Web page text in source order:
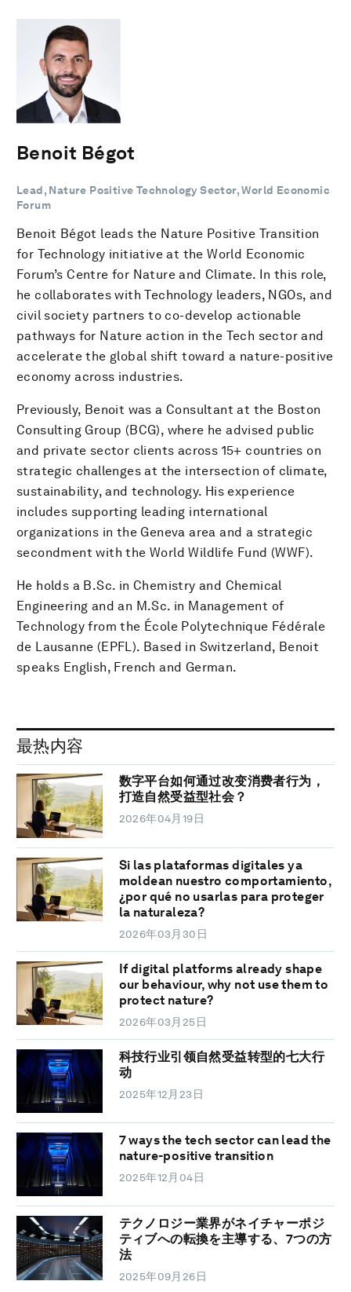
Benoit Bégot
Lead, Nature Positive Technology Sector, World Economic
Forum
Benoit Bégot leads the Nature Positive Transition
for Technology initiative at the World Economic
Forum’s Centre for Nature and Climate. In this role,
he collaborates with Technology leaders, NGOs, and
civil society partners to co-develop actionable
pathways for Nature action in the Tech sector and
accelerate the global shift toward a nature-positive
economy across industries.
Previously, Benoit was a Consultant at the Boston
Consulting Group (BCG), where he advised public
and private sector clients across 15+ countries on
strategic challenges at the intersection of climate,
sustainability, and technology. His experience
includes supporting leading international
organizations in the Geneva area and a strategic
secondment with the World Wildlife Fund (WWF).
He holds a B.Sc. in Chemistry and Chemical
Engineering and an M.Sc. in Management of
Technology from the École Polytechnique Fédérale
de Lausanne (EPFL). Based in Switzerland, Benoit
speaks English, French and German.
最热内容
数字平台如何通过改变消费者行为，
打造自然受益型社会？
2026年04月19日
Si las plataformas digitales ya
moldean nuestro comportamiento,
¿por qué no usarlas para proteger
la naturaleza?
2026年03月30日
If digital platforms already shape
our behaviour, why not use them to
protect nature?
2026年03月25日
科技行业引领自然受益转型的七大行
动
2025年12月23日
7 ways the tech sector can lead the
nature-positive transition
2025年12月04日
テクノロジー業界がネイチャーポジ
ティブへの転換を主導する、7つの方
法
2025年09月26日